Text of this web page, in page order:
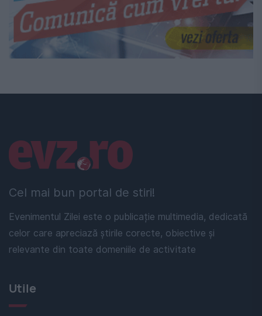
Cel mai bun portal de stiri!
Evenimentul Zilei este o publicație multimedia, dedicată
celor care apreciază știrile corecte, obiective și
relevante din toate domeniile de activitate
Linkuri utile
Utile